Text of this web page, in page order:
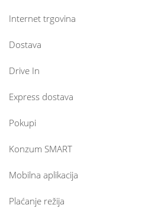
Internet trgovina
Dostava
Drive In
Express dostava
Pokupi
Konzum SMART
Mobilna aplikacija
Plaćanje režija